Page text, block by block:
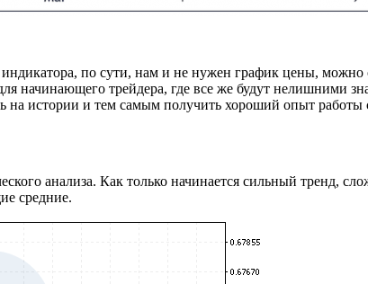
по сути, нам и не нужен график цены,
начинающего трейдера, где все же будут нелишними
на истории и тем самым получить хороший опыт работы
анализа. Как только начинается сильный тренд,
cредние.